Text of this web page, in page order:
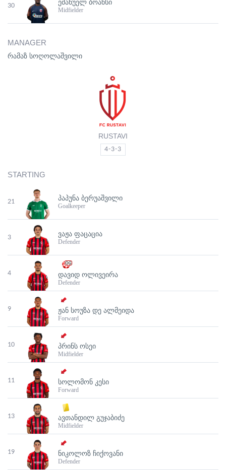
30 ᲔᲛᲐᲜᲣᲔᲚ ᲑᲝᲐᲜᲡᲘ
Midfielder
MANAGER
რამაზ სოღოლაშვილი
RUSTAVI
4-3-3
STARTING
21 ᲞᲐᲞᲣᲜᲐ ᲑᲔᲠᲣᲐᲨᲕᲘᲚᲘ
Goalkeeper
3 ᲕᲐᲟᲐ ᲤᲐᲪᲐᲪᲘᲐ
Defender
4 ᲓᲐᲕᲘᲓ ᲝᲚᲘᲕᲔᲘᲠᲐ
Defender
9 ᲟᲐᲜ ᲡᲝᲣᲖᲐ ᲓᲔ ᲐᲚᲛᲔᲘᲓᲐ
Forward
10 ᲞᲠᲘᲜᲡ ᲝᲡᲔᲘ
Midfielder
11 ᲡᲝᲚᲝᲛᲝᲜ ᲙᲔᲡᲘ
Forward
13 ᲐᲕᲗᲐᲜᲓᲘᲚ ᲒᲣᲯᲐᲑᲘᲫᲔ
Midfielder
19 ᲜᲘᲙᲝᲚᲝᲖ ᲩᲘᲥᲝᲕᲐᲜᲘ
Defender